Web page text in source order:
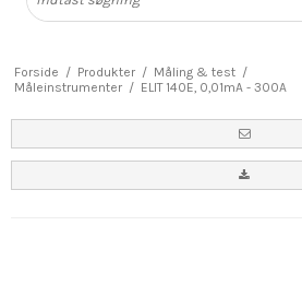
Forside / Produkter / Måling & test /
Måleinstrumenter / ELIT 140E, 0,01mA - 300A